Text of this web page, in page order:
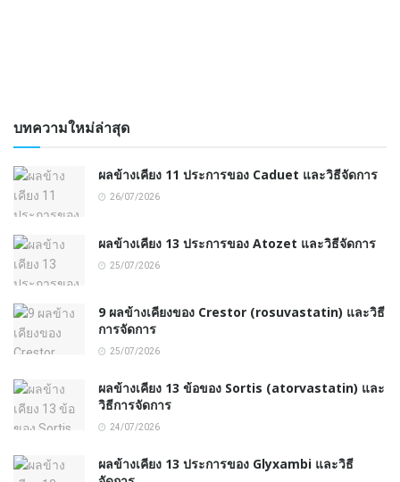
บทความใหม่ล่าสุด
ผลข้างเคียง 11 ประการของ Caduet และวิธีจัดการ
26/07/2026
ผลข้างเคียง 13 ประการของ Atozet และวิธีจัดการ
25/07/2026
9 ผลข้างเคียงของ Crestor (rosuvastatin) และวิธี
การจัดการ
25/07/2026
ผลข้างเคียง 13 ข้อของ Sortis (atorvastatin) และ
วิธีการจัดการ
24/07/2026
ผลข้างเคียง 13 ประการของ Glyxambi และวิธี